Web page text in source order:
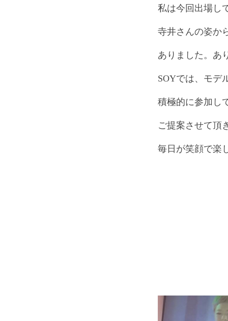
私は今回出場し
寺井さんの姿か
ありました。あ
SOYでは、モデ
積極的に参加し
ご提案させて頂
毎日が笑顔で楽